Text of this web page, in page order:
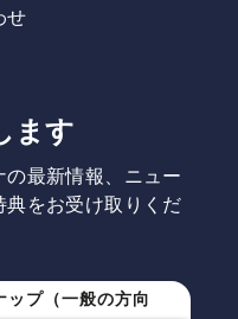
せ
ます
最新情報、ニュー
をお受け取りくだ
ップ（一般の方向